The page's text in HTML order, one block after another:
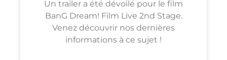
Un trailer a été dévoilé pour le film
BanG Dream! Film Live 2nd Stage.
Venez découvrir nos dernières
informations à ce sujet !